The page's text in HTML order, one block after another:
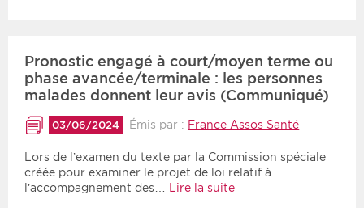
Pronostic engagé à court/moyen terme ou
phase avancée/terminale : les personnes
malades donnent leur avis (Communiqué)
03/06/2024 Émis par : France Assos Santé
Lors de l’examen du texte par la Commission spéciale
créée pour examiner le projet de loi relatif à
l’accompagnement des… Lire la suite